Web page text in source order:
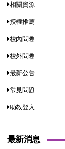
相關資源
授權推薦
校內問卷
校外問卷
最新公告
常見問題
助教登入
最新消息